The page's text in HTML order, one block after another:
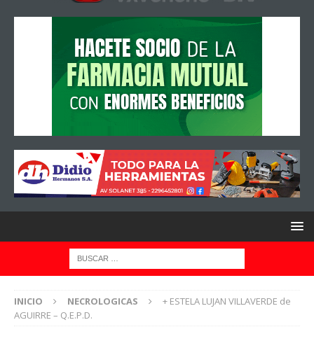
INICIO NECROLOGICAS
+ ESTELA LUJAN VILLAVERDE de
AGUIRRE – Q.E.P.D.